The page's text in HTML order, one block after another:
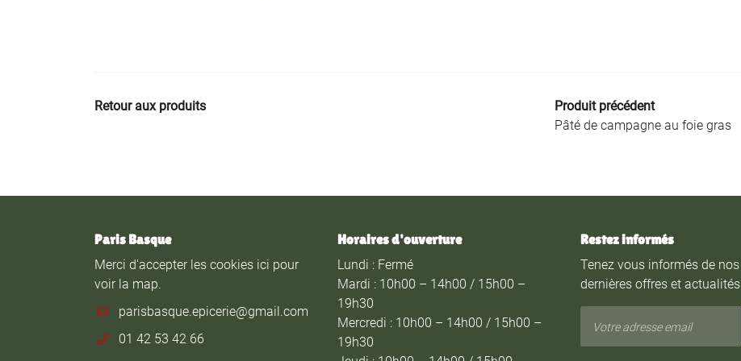
Retour aux produits
Produit précédent
Pâté de campagne au foie gras
Paris Basque
Merci d'accepter les cookies ici pour
voir la map.
01 42 53 42 66
Horaires d'ouverture
Lundi : Fermé
Mardi : 10h00 – 14h00 / 15h00 –
19h30
Mercredi : 10h00 – 14h00 / 15h00 –
19h30
Restez informés
Tenez vous informés de nos
dernières offres et actualités